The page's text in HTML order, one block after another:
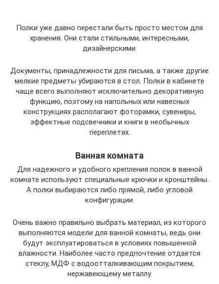
Полки уже давно перестали быть просто местом для
хранения. Они стали стильными, интересными,
дизайнерскими.
Документы, принадлежности для письма, а также другие
мелкие предметы убираются в стол. Полки в кабинете
чаще всего выполняют исключительно декоративную
функцию, поэтому на напольных или навесных
конструкциях располагают фоторамки, сувениры,
эффектные подсвечники и книги в необычных
переплетах.
Ванная комната
Для надежного и удобного крепления полок в ванной
комнате используют специальные крючки и кронштейны.
А полки выбираются либо прямой, либо угловой
конфигурации.
Очень важно правильно выбрать материал, из которого
выполняются модели для ванной комнаты, ведь они
будут эксплуатироваться в условиях повышенной
влажности. Наиболее часто предпочтение отдается
стеклу, МДФ с водоотталкивающим покрытием,
нержавеющему металлу.